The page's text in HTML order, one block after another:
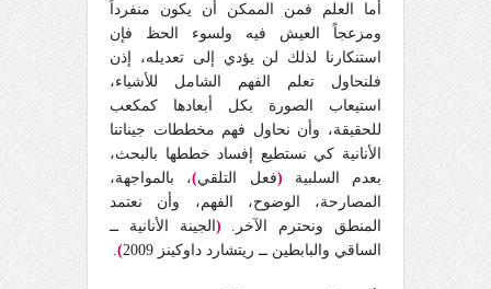
أما العلم فمن الممكن أن يكون منفرداً
ومزعجاً العيش فيه ولسوء الحظ فإن
استنكارنا لذلك لن يؤدي إلى تعديله، إذن
فلنحاول تعلم الفهم الشامل للأشياء،
استيعاب الصورة بكل أبعادها كمكعب
للحقيقة، وأن نحاول فهم مخططات جيناتنا
الأنانية كي نستطيع إفساد خططها بالبحث،
بعدم السلبية (فعل التلقي)، بالمواجهة،
المصارحة، الوضوح، الفهم، وأن نعتمد
المنطق ونحترم الآخر. ( الجينة الأنانية ــ
الساقي والبابطين ــ ريتشارد داوكينز 2009
)
.